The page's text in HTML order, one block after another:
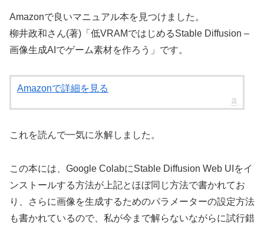
Amazonで良いマニュアル本を見つけました。
柳井政和さん(著)「低VRAMではじめるStable Diffusion –
画像生成AIでゲーム素材を作ろう」です。
Amazonで詳細を見る
これを読んで一気に氷解しました。
この本には、Google ColabにStable Diffusion Web UIをイ
ンストールする方法が上記とほぼ同じ方法で書かれてお
り、さらに画像を生成するためのパラメーターの設定方法
も書かれているので、私が今まで解らないながらに試行錯